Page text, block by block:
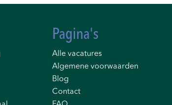
Pagina's
Alle vacatures
Algemene voorwaarden
Blog
Contact